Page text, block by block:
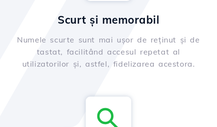
Scurt și memorabil
Numele scurte sunt mai ușor de reținut și de
tastat, facilitând accesul repetat al
utilizatorilor și, astfel, fidelizarea acestora.